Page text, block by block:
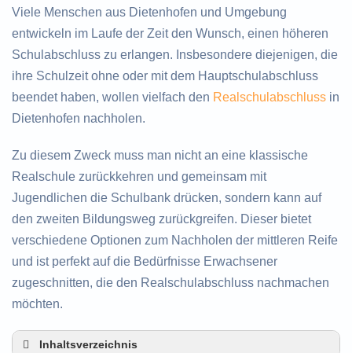
Viele Menschen aus Dietenhofen und Umgebung
entwickeln im Laufe der Zeit den Wunsch, einen höheren
Schulabschluss zu erlangen. Insbesondere diejenigen, die
ihre Schulzeit ohne oder mit dem Hauptschulabschluss
beendet haben, wollen vielfach den Realschulabschluss in
Dietenhofen nachholen.
Zu diesem Zweck muss man nicht an eine klassische
Realschule zurückkehren und gemeinsam mit
Jugendlichen die Schulbank drücken, sondern kann auf
den zweiten Bildungsweg zurückgreifen. Dieser bietet
verschiedene Optionen zum Nachholen der mittleren Reife
und ist perfekt auf die Bedürfnisse Erwachsener
zugeschnitten, die den Realschulabschluss nachmachen
möchten.
Inhaltsverzeichnis